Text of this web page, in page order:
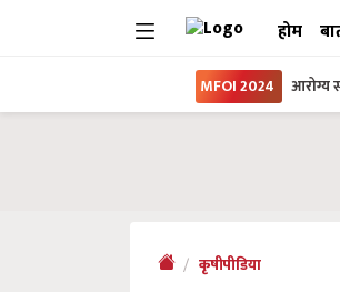
होम
MFOI 2024 आरोग्य
कृषीपीडिया